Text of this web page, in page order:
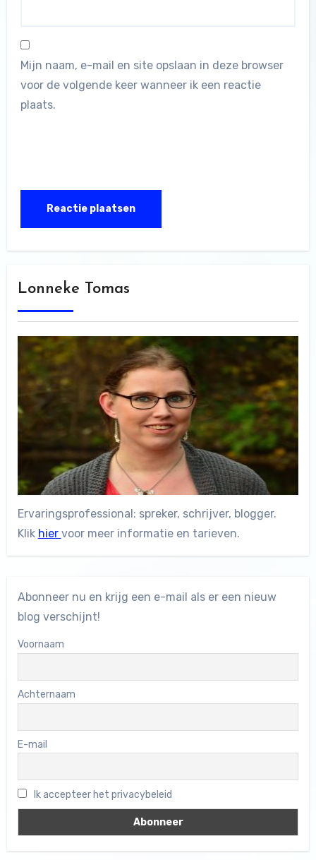
Mijn naam, e-mail en site opslaan in deze browser
voor de volgende keer wanneer ik een reactie
plaats.
Lonneke Tomas
Ervaringsprofessional: spreker, schrijver, blogger.
Klik hier voor meer informatie en tarieven.
Abonneer nu en krijg een e-mail als er een nieuw
blog verschijnt!
Voornaam
Achternaam
E-mail
Ik accepteer het privacybeleid